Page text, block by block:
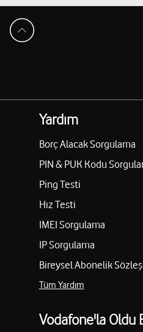
Yardım
Borç Alacak Sorgulama
PIN & PUK Kodu
Ping Testi
Hız Testi
IMEI Sorgulama
IP Sorgulama
Bireysel Abonelik
Tüm Yardım
Vodafone'la Oldu